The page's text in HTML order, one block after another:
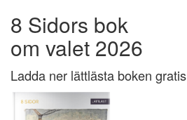
8 Sidors bok
om valet 2026
Ladda ner lättlästa boken gratis